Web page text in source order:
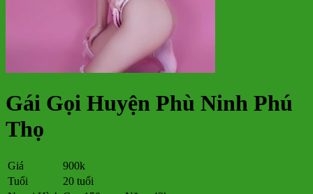
Gái Gọi Huyện Phù Ninh Phú
Thọ
Giá
900k
Tuổi
20 tuổi